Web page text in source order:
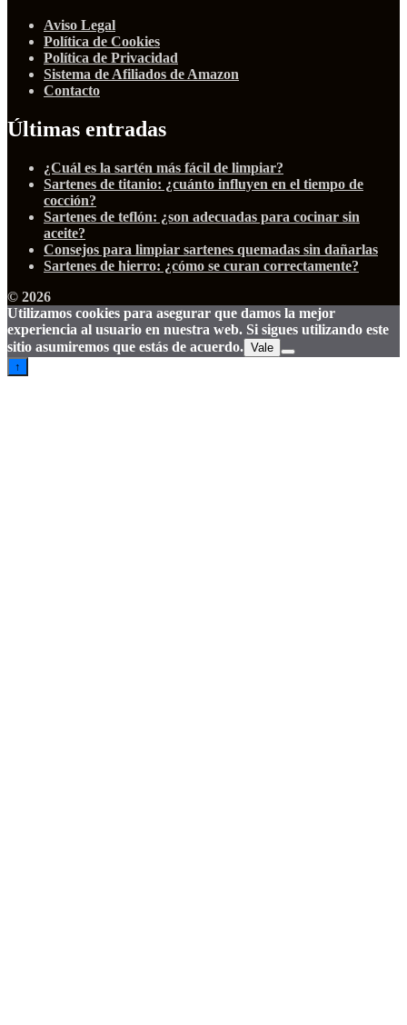
Aviso Legal
Política de Cookies
Política de Privacidad
Sistema de Afiliados de Amazon
Contacto
Últimas entradas
¿Cuál es la sartén más fácil de limpiar?
Sartenes de titanio: ¿cuánto influyen en el tiempo de
cocción?
Sartenes de teflón: ¿son adecuadas para cocinar sin
aceite?
Consejos para limpiar sartenes quemadas sin dañarlas
Sartenes de hierro: ¿cómo se curan correctamente?
© 2026
Utilizamos cookies para asegurar que damos la mejor
experiencia al usuario en nuestra web. Si sigues utilizando este
sitio asumiremos que estás de acuerdo. Vale
↑